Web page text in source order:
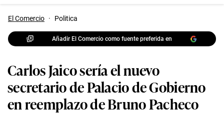
El Comercio · Politica
Añadir El Comercio como fuente preferida en
Carlos Jaico sería el nuevo
secretario de Palacio de Gobierno
en reemplazo de Bruno Pacheco